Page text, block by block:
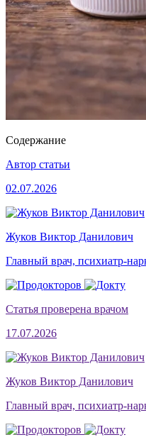
Содержание
Автор статьи
02.07.2026
Жуков Виктор Данилович
Главный врач, психиатр-
Статья проверена врачом
17.07.2026
Жуков Виктор Данилович
Главный врач, психиатр-